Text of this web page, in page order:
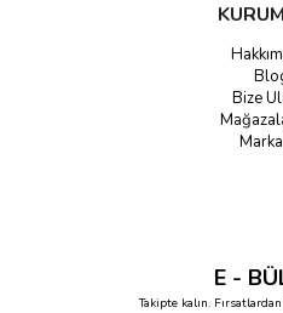
Bize
E -
Takipte kalın.